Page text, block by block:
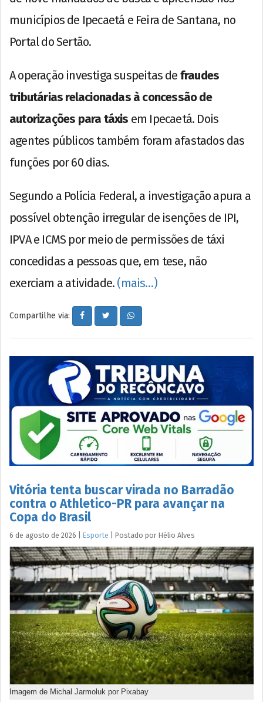
municípios de Ipecaetá e Feira de Santana, no
Portal do Sertão.
A operação investiga suspeitas de fraudes
tributárias relacionadas à concessão de
autorizações para táxis em Ipecaetá. Dois
agentes públicos também foram afastados das
funções por 60 dias.
Segundo a Polícia Federal, a investigação apura a
possível obtenção irregular de isenções de IPI,
IPVA e ICMS por meio de permissões de táxi
concedidas a pessoas que, em tese, não
exerciam a atividade. (mais…)
Compartilhe via:
Vitória tenta buscar virada no Barradão
contra o Athletico-PR para avançar na
Copa do Brasil
6 de agosto de 2026 Esporte Postado por Hélio Alves
Imagem de Michal Jarmoluk por Pixabay